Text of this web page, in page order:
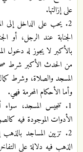
على إزالتها.
2. يحب على الداخل إلى
الجنابة عند الرجل، أو
بالأكبر لا يجوز له دخول
من الحدث الأكبر شرط صحة
المسجد والصلاة، وشرط
وأما الأحكام المحرمة فهي.
1. تنجيس المسجد،
الأدوات الموجودة فيه
2. تزيين المساجد
الذهب فيه دلالة على